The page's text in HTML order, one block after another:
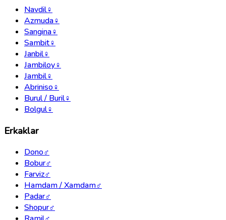
Navdil♀
Azmuda♀
Sangina♀
Sambit♀
Janbil♀
Jambiloy♀
Jambil♀
Abriniso♀
Burul / Buril♀
Bolgul♀
Erkaklar
Dono♂
Bobur♂
Farviz♂
Hamdam / Xamdam♂
Padar♂
Shopur♂